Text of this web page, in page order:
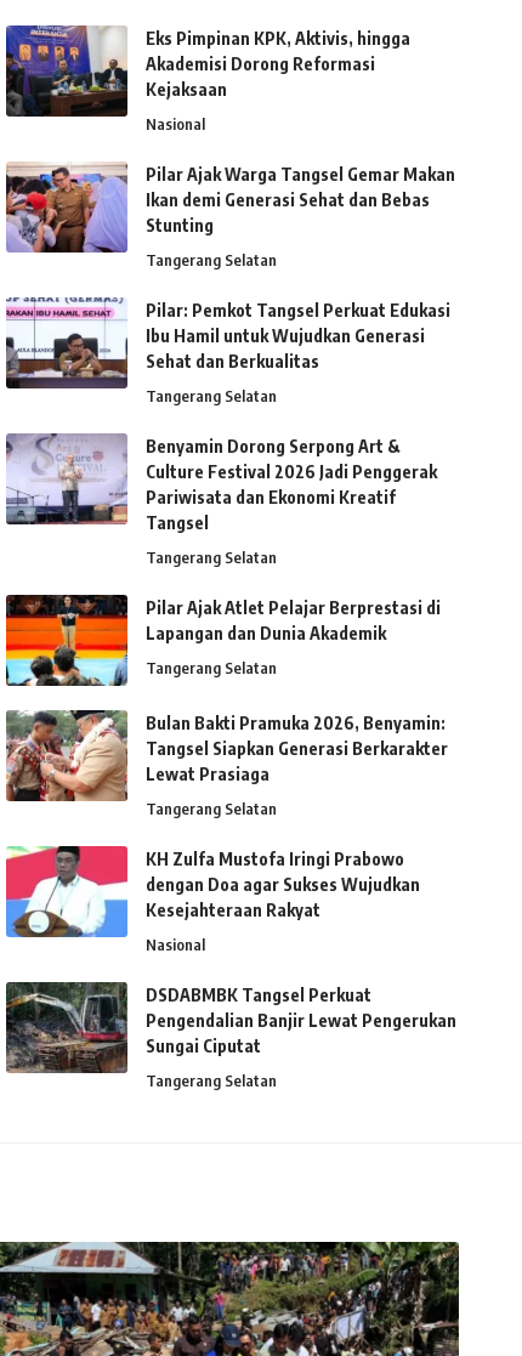
Eks Pimpinan KPK, Aktivis, hingga
Akademisi Dorong Reformasi
Kejaksaan
Nasional
Pilar Ajak Warga Tangsel Gemar Makan
Ikan demi Generasi Sehat dan Bebas
Stunting
Tangerang Selatan
Pilar: Pemkot Tangsel Perkuat Edukasi
Ibu Hamil untuk Wujudkan Generasi
Sehat dan Berkualitas
Tangerang Selatan
Benyamin Dorong Serpong Art &
Culture Festival 2026 Jadi Penggerak
Pariwisata dan Ekonomi Kreatif
Tangsel
Tangerang Selatan
Pilar Ajak Atlet Pelajar Berprestasi di
Lapangan dan Dunia Akademik
Tangerang Selatan
Bulan Bakti Pramuka 2026, Benyamin:
Tangsel Siapkan Generasi Berkarakter
Lewat Prasiaga
Tangerang Selatan
KH Zulfa Mustofa Iringi Prabowo
dengan Doa agar Sukses Wujudkan
Kesejahteraan Rakyat
Nasional
DSDABMBK Tangsel Perkuat
Pengendalian Banjir Lewat Pengerukan
Sungai Ciputat
Tangerang Selatan